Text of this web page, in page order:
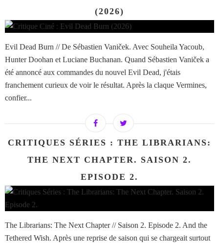
(2026)
Evil Dead Burn // De Sébastien Vaniček. Avec Souheila Yacoub,
Hunter Doohan et Luciane Buchanan. Quand Sébastien Vaniček a
été annoncé aux commandes du nouvel Evil Dead, j'étais
franchement curieux de voir le résultat. Après la claque Vermines,
confier...
CRITIQUES SÉRIES : THE LIBRARIANS:
THE NEXT CHAPTER. SAISON 2.
EPISODE 2.
The Librarians: The Next Chapter // Saison 2. Episode 2. And the
Tethered Wish. Après une reprise de saison qui se chargeait surtout